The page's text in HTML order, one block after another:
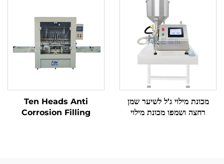
Liquid Soap Detergent
Cosmetic Mixing
Machine
מכונת מילוי ג'ל לשיער שמן
רחצה ושמפו מכונת מילוי
Ten Heads Anti
Corrosion Filling